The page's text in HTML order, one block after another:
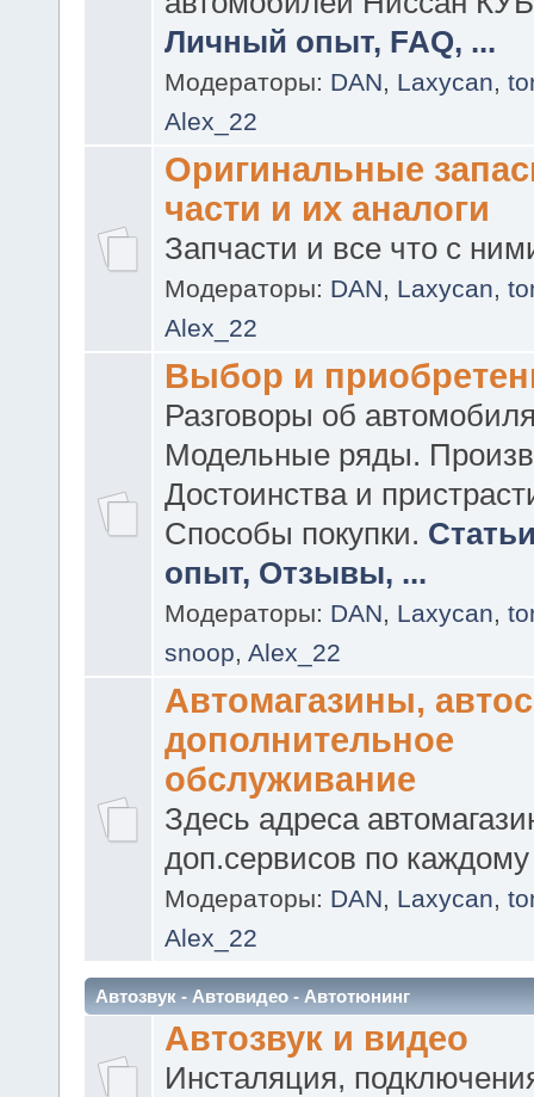
Личный опыт, FAQ, ...
Модераторы: DAN, Laxycan,
Alex_22
Оригинальные
части и их аналоги
Запчасти и все что с
Модераторы: DAN, Laxycan,
Alex_22
Выбор и
Разговоры об
Модельные ряды.
Достоинства и
Способы покупки.
опыт, Отзывы, ...
Модераторы: DAN, Laxycan,
snoop, Alex_22
Автомагазины,
дополнительное
обслуживание
Здесь адреса
доп.сервисов по каждому
Модераторы: DAN, Laxycan,
Alex_22
Автозвук - Автовидео - Автотюнинг
Автозвук и видео
Инсталяция,